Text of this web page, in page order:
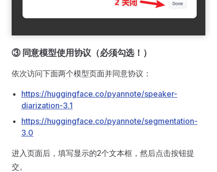
③ 同意模型使用协议（必须勾选！）
依次访问下面两个模型页面并同意协议：
https://huggingface.co/pyannote/speaker-
diarization-3.1
https://huggingface.co/pyannote/segmentation-
3.0
进入页面后，填写显示的2个文本框，然后点击按钮提
交。